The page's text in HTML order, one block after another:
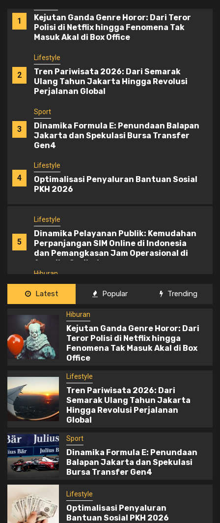
Lifestyle
Tren Pariwisata 2026: Dari Semarak
Perjalanan Global
Sport
Dinamika Formula E: Penundaan Balapan
Gen4
Lifestyle
Optimalisasi Penyaluran Bantuan Sosial
Lifestyle
dan Pemangkasan Jam Operasional di
Amerika Serikat
Hiburan
Kejutan Ganda Genre Horor: Dari Teror
Polisi di Netflix hingga Fenomena Tak
Masuk Akal di Box Office
Lifestyle
Tren Pariwisata 2026: Dari Semarak
Ulang Tahun Jakarta Hingga Revolusi
Perjalanan Global
Sport
Dinamika Formula E: Penundaan Balapan
Gen4
4
Lifestyle
Optimalisasi Penyaluran Bantuan Sosial
PKH 2026
Lifestyle
Dinamika Pelayanan Publik: Kemudahan
Perpanjangan SIM Online di Indonesia
Amerika Serikat
Latest Popular Trending
Hiburan
Kejutan Ganda Genre Horor: Dari
Teror Polisi di Netflix hingga
Fenomena Tak Masuk Akal di Box
Office
Lifestyle
Tren Pariwisata 2026: Dari
Semarak Ulang Tahun Jakarta
Hingga Revolusi Perjalanan
Global
Sport
Dinamika Formula E: Penundaan
Balapan Jakarta dan Spekulasi
Bursa Transfer Gen4
Lifestyle
Optimalisasi Penyaluran
Bantuan Sosial PKH 2026